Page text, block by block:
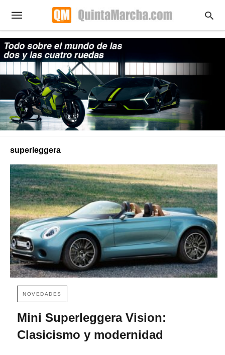
superleggera
NOVEDADES
Mini Superleggera Vision:
Clasicismo y modernidad